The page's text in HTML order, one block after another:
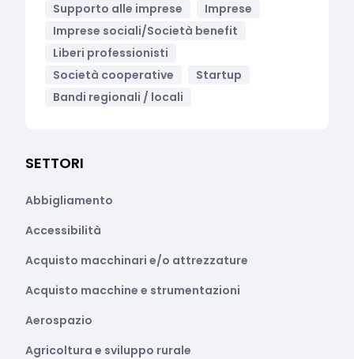
Supporto alle imprese
Imprese
Imprese sociali/Società benefit
Liberi professionisti
Società cooperative
Startup
Bandi regionali / locali
SETTORI
Abbigliamento
Accessibilità
Acquisto macchinari e/o attrezzature
Acquisto macchine e strumentazioni
Aerospazio
Agricoltura e sviluppo rurale